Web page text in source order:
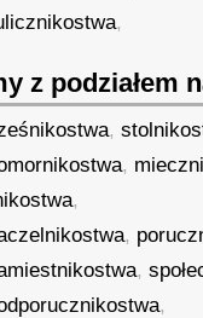
,
z podziałem
,
,
,
,
,
,